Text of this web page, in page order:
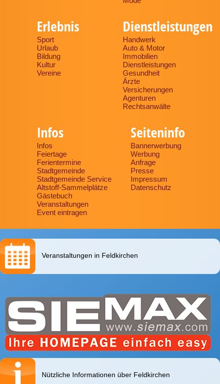
Erlebnis
Sport
Urlaub
Bildung
Kultur
Vereine
Dienstleistungen
Handwerk
Auto & Motor
Immobilien
Dienstleistungen
Gesundheit
Ärzte
Versicherungen
Agenturen
Rechtsanwälte
Infos
Infos
Feiertage
Ferientermine
Stadtgemeinde
Stadtgemeinde Service
Altstoff-Sammelplätze
Gästebuch
Veranstaltungen
Event eintragen
Seiteninfo
Bannerwerbung
Werbung
Anfrage
Presse
Impressum
Datenschutz
Veranstaltungen in Feldkirchen
Nützliche Informationen über Feldkirchen